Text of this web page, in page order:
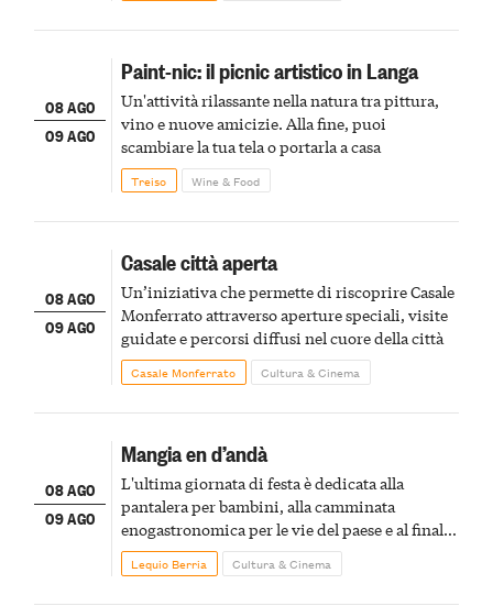
08 AGO
09 AGO
Paint-nic: il picnic artistico in Langa
Un'attività rilassante nella natura tra pittura,
vino e nuove amicizie. Alla fine, puoi
scambiare la tua tela o portarla a casa
Treiso Wine & Food
08 AGO
09 AGO
Casale città aperta
Un’iniziativa che permette di riscoprire Casale
Monferrato attraverso aperture speciali, visite
guidate e percorsi diffusi nel cuore della città
Casale Monferrato Cultura & Cinema
08 AGO
09 AGO
Mangia en d’andà
L'ultima giornata di festa è dedicata alla
pantalera per bambini, alla camminata
enogastronomica per le vie del paese e al finale
pirotecnico
Lequio Berria Cultura & Cinema